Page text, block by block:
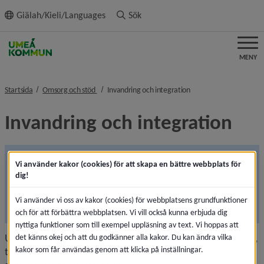
innehållet
Giälah/Kieli/Languages Sök
MENY
Startsida Omsorg och stöd nivå i brödsmulenavigeringen
Invandring och integrationnivå i
Invandring och integration
Refugee from Ukraine?
Information from
Sweden
Umeå kommun ska, i överenskommelse med Länsstyrelsen,
ta emot och erbjuda bosättning för nyanlända flyktingar,
Vi använder kakor (cookies) för att skapa en bättre webbplats för
dig!
Vi använder vi oss av kakor (cookies) för webbplatsens grundfunktioner
och för att förbättra webbplatsen. Vi vill också kunna erbjuda dig
nyttiga funktioner som till exempel uppläsning av text. Vi hoppas att
det känns okej och att du godkänner alla kakor. Du kan ändra vilka
kakor som får användas genom att klicka på inställningar.